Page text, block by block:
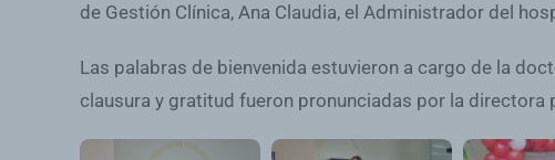
de Gestión Clínica, Ana Claudia, el Administrador del
Las palabras de bienvenida estuvieron a cargo de la
clausura y gratitud fueron pronunciadas por la directora